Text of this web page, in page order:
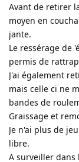
Avant de retirer
moyen en
jante.
Le ressérage de
permis de
J'ai également
mais celle ci ne
bandes de
Graissage et
Je n'ai plus de
libre.
A surveiller dans